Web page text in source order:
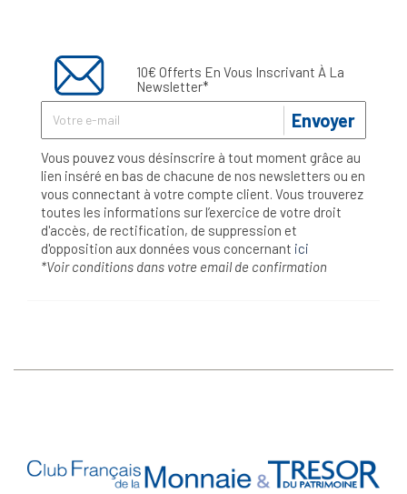
10€ Offerts En Vous Inscrivant À La
Newsletter*
Envoyer
Vous pouvez vous désinscrire à tout moment grâce au
lien inséré en bas de chacune de nos newsletters ou en
vous connectant à votre compte client. Vous trouverez
toutes les informations sur l’exercice de votre droit
d'accès, de rectification, de suppression et
d'opposition aux données vous concernant ici
*Voir conditions dans votre email de confirmation